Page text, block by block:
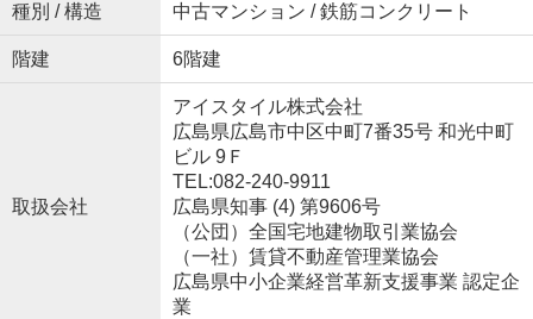
種別 / 構造 中古マンション / 鉄筋コンクリート
階建 6階建
取扱会社
アイスタイル株式会社
広島県広島市中区中町7番35号 和光中町
ビル 9Ｆ
TEL:082-240-9911
広島県知事 (4) 第9606号
（公団）全国宅地建物取引業協会
（一社）賃貸不動産管理業協会
広島県中小企業経営革新支援事業 認定企
業